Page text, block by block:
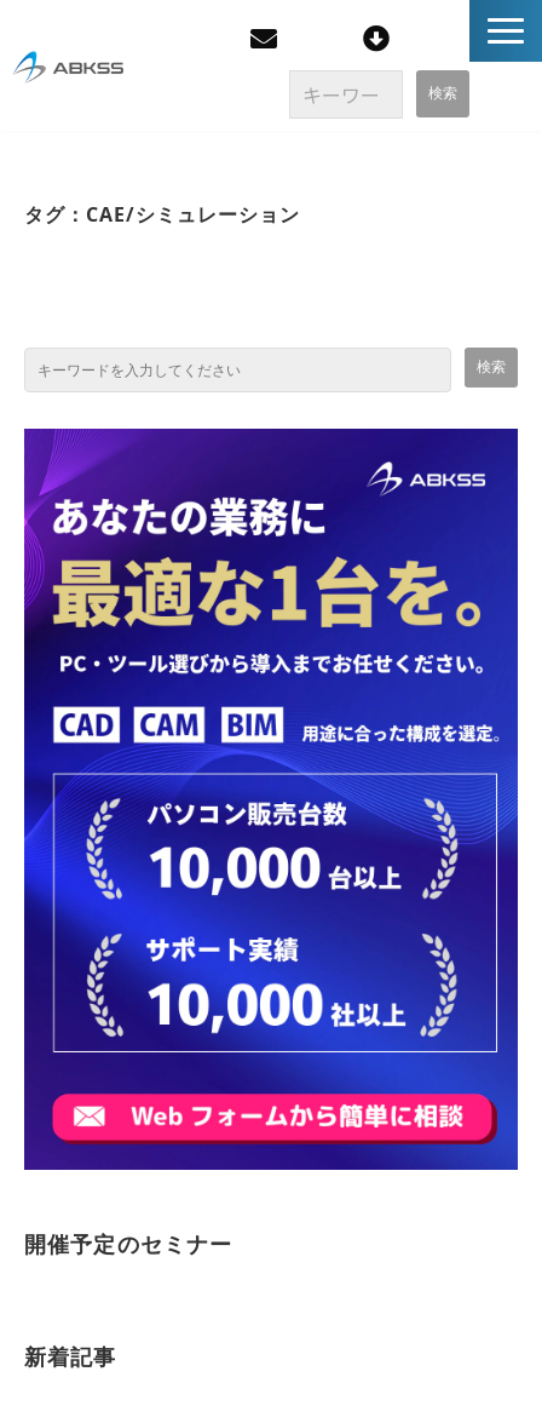
製品/FAQ
オンラインストア
イベント・セミナー
ブログ
導入事例
タグ：CAE/シミュレーション
開催予定のセミナー
新着記事